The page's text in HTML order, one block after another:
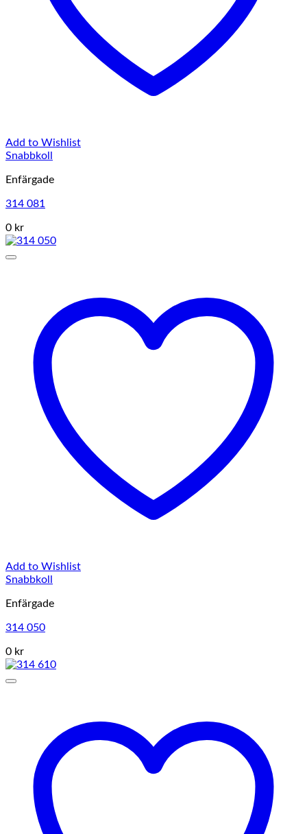
Add to Wishlist
Snabbkoll
Enfärgade
314 081
0 kr
Add to Wishlist
Snabbkoll
Enfärgade
314 050
0 kr